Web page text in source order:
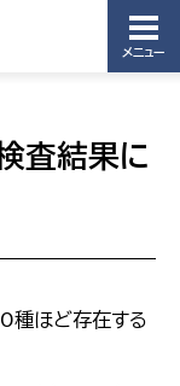
メニュー
査結果に
種ほど存在する